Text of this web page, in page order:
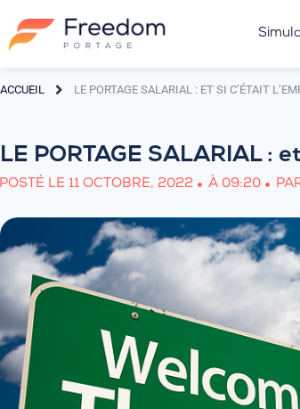
ACCUEIL LE PORTAGE SALARIAL : ET SI C’ÉTAIT
LE PORTAGE SALARIAL :
POSTÉ LE 11 OCTOBRE, 2022 À 09:20